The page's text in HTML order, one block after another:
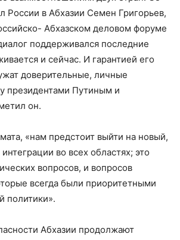
России в Абхазии Семен Григорьев,
Абхазском деловом форуме
поддерживался последние
и сейчас. И гарантией его
доверительные, личные
президентами Путиным и
он.
«нам предстоит выйти на новый,
во всех областях; это
вопросов, и вопросов
всегда были приоритетными
политики».
Абхазии продолжают